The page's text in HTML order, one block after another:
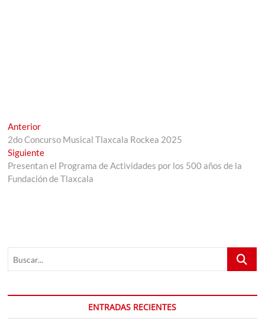
Navegación
de
entradas
AnteriorEntrada
anterior:
2do Concurso Musical Tlaxcala Rockea 2025
SiguienteEntrada
siguiente:
Presentan el Programa de Actividades por los 500 años de la
Fundación de Tlaxcala
Buscar...
ENTRADAS RECIENTES